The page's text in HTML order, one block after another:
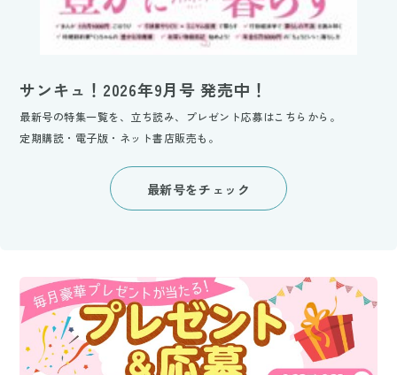
サンキュ！2026年9月号 発売中！
最新号の特集一覧を、立ち読み、プレゼント応募はこちらから。
定期購読・電子版・ネット書店販売も。
最新号をチェック